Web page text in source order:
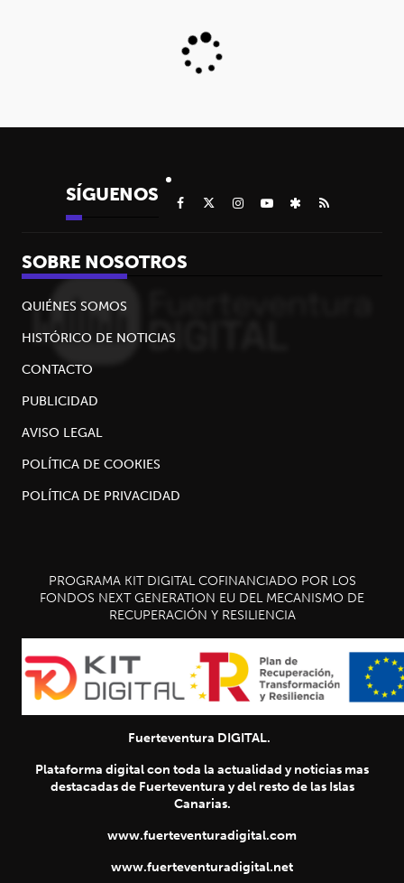
SÍGUENOS
SOBRE NOSOTROS
QUIÉNES SOMOS
HISTÓRICO DE NOTICIAS
CONTACTO
PUBLICIDAD
AVISO LEGAL
POLÍTICA DE COOKIES
POLÍTICA DE PRIVACIDAD
PROGRAMA KIT DIGITAL COFINANCIADO POR LOS
FONDOS NEXT GENERATION EU DEL MECANISMO DE
RECUPERACIÓN Y RESILIENCIA
Fuerteventura DIGITAL.
Plataforma digital con toda la actualidad y noticias mas
destacadas de Fuerteventura y del resto de las Islas
Canarias.
www.fuerteventuradigital.com
www.fuerteventuradigital.net